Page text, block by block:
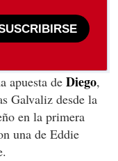
apuesta de Diego,
Galvaliz desde la
en la primera
una de Eddie